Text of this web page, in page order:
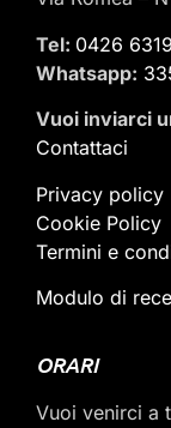
Tel: 0426
Whatsapp:
Vuoi inviarci
Contattaci
Privacy policy
Cookie Policy
Termini e
Modulo di
ORARI
Vuoi venirci a